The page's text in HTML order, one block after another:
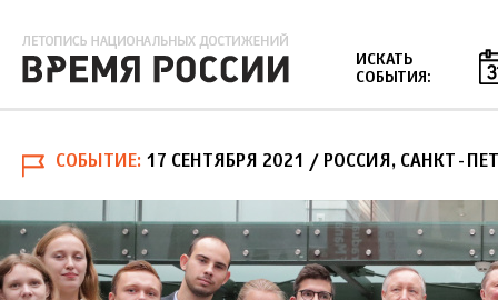
ИСКАТЬ
СОБЫТИЯ:
СОБЫТИЕ 17 СЕНТЯБРЯ 2021 / РОССИЯ, САНКТ-